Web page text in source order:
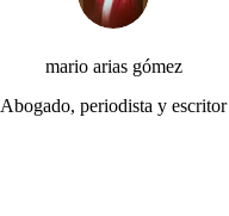
mario arias gómez
Abogado, periodista y escritor